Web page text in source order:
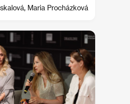
Maria Procházková